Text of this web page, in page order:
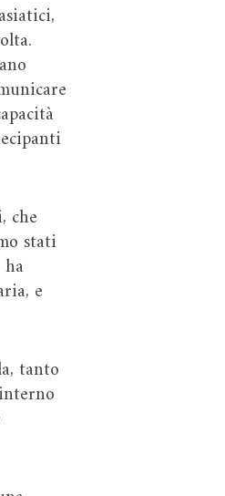
che
stati
e
tanto